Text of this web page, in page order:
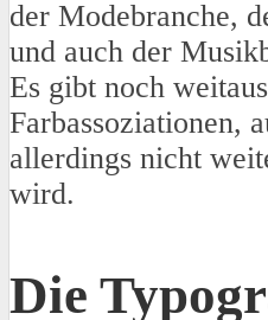
der Modebranche,
und auch der
Es gibt noch
Farbassoziationen,
allerdings nicht
wird.
Die